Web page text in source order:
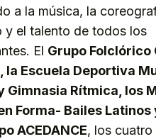
a la música, la
y el talento de todos los
El Grupo Folclórico
la Escuela Deportiva
Gimnasia Rítmica, los
Forma- Bailes
ACEDANCE, los